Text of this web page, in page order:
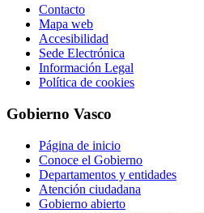
Contacto
Mapa web
Accesibilidad
Sede Electrónica
Información Legal
Política de cookies
Gobierno Vasco
Página de inicio
Conoce el Gobierno
Departamentos y entidades
Atención ciudadana
Gobierno abierto